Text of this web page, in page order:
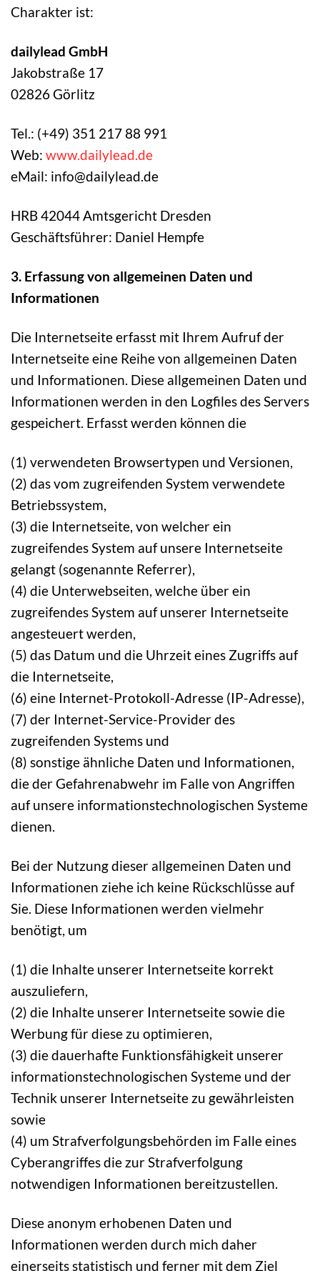
Charakter ist:
dailylead GmbH
Jakobstraße 17
02826 Görlitz
Tel.: (+49) 351 217 88 991
Web: www.dailylead.de
eMail: info@dailylead.de
HRB 42044 Amtsgericht Dresden
Geschäftsführer: Daniel Hempfe
3. Erfassung von allgemeinen Daten und
Informationen
Die Internetseite erfasst mit Ihrem Aufruf der
Internetseite eine Reihe von allgemeinen Daten
und Informationen. Diese allgemeinen Daten und
Informationen werden in den Logfiles des Servers
gespeichert. Erfasst werden können die
(1) verwendeten Browsertypen und Versionen,
(2) das vom zugreifenden System verwendete
Betriebssystem,
(3) die Internetseite, von welcher ein
zugreifendes System auf unsere Internetseite
gelangt (sogenannte Referrer),
(4) die Unterwebseiten, welche über ein
zugreifendes System auf unserer Internetseite
angesteuert werden,
(5) das Datum und die Uhrzeit eines Zugriffs auf
die Internetseite,
(6) eine Internet-Protokoll-Adresse (IP-Adresse),
(7) der Internet-Service-Provider des
zugreifenden Systems und
(8) sonstige ähnliche Daten und Informationen,
die der Gefahrenabwehr im Falle von Angriffen
auf unsere informationstechnologischen Systeme
dienen.
Bei der Nutzung dieser allgemeinen Daten und
Informationen ziehe ich keine Rückschlüsse auf
Sie. Diese Informationen werden vielmehr
benötigt, um
(1) die Inhalte unserer Internetseite korrekt
auszuliefern,
(2) die Inhalte unserer Internetseite sowie die
Werbung für diese zu optimieren,
(3) die dauerhafte Funktionsfähigkeit unserer
informationstechnologischen Systeme und der
Technik unserer Internetseite zu gewährleisten
sowie
(4) um Strafverfolgungsbehörden im Falle eines
Cyberangriffes die zur Strafverfolgung
notwendigen Informationen bereitzustellen.
Diese anonym erhobenen Daten und
Informationen werden durch mich daher
einerseits statistisch und ferner mit dem Ziel